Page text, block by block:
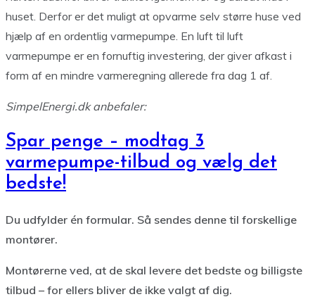
huset. Derfor er det muligt at opvarme selv større huse ved
hjælp af en ordentlig varmepumpe. En luft til luft
varmepumpe er en fornuftig investering, der giver afkast i
form af en mindre varmeregning allerede fra dag 1 af.
SimpelEnergi.dk anbefaler:
Spar penge – modtag 3
varmepumpe-tilbud og vælg det
bedste!
Du udfylder én formular. Så sendes denne til forskellige
montører.
Montørerne ved, at de skal levere det bedste og billigste
tilbud – for ellers bliver de ikke valgt af dig.